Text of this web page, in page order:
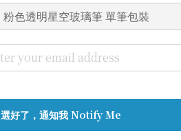
總
選好了，通知我 Notify Me